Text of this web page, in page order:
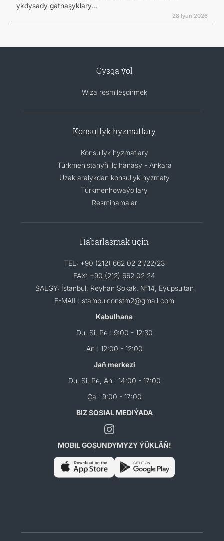
ykdysady gatnaşyklary...
28 Iýun 2026
Gysga ýol
Wiza resmileşdirmek
Konsullyk hyzmatlary
Konsullyk hyzmatlary
Türkmenistanyň ilçihanasy - Ankara
Uzak aralykdan konsullyk hyzmaty
Türkmenhowaýollary
Resminamalar
Habarlaşmak üçin
TEL: +90 (212) 662 02 21/22/23
FAX: +90 (212) 662 02 24
SALGY: İstanbul, Reyhan Sokak. №14, Eýüpsultan
E-MAIL: stambulconstm2@gmail.com
Kabulhana
Du, Si, Pe : 9:00 - 12:30
An : 12:00 - 12:00
Jaň merkezi
Du, Si, Pe, An : 14:00 - 17:00
Ça : 9:00 - 17:00
BIZ SOSIAL MEDIÝADA
MOBIL GOŞUNDYMYZY ÝÜKLÄŇ!